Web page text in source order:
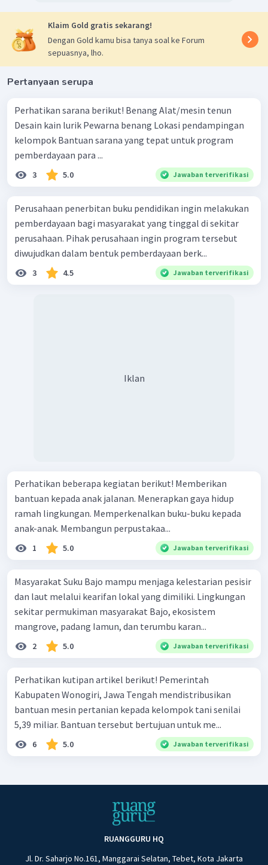
Klaim Gold gratis sekarang!
Dengan Gold kamu bisa tanya soal ke Forum
sepuasnya, lho.
Pertanyaan serupa
Perhatikan sarana berikut! Benang Alat/mesin tenun
Desain kain lurik Pewarna benang Lokasi pendampingan
kelompok Bantuan sarana yang tepat untuk program
pemberdayaan para ...
3 5.0 Jawaban terverifikasi
Perusahaan penerbitan buku pendidikan ingin melakukan
pemberdayaan bagi masyarakat yang tinggal di sekitar
perusahaan. Pihak perusahaan ingin program tersebut
diwujudkan dalam bentuk pemberdayaan berk...
3 4.5 Jawaban terverifikasi
Iklan
Perhatikan beberapa kegiatan berikut! Memberikan
bantuan kepada anak jalanan. Menerapkan gaya hidup
ramah lingkungan. Memperkenalkan buku-buku kepada
anak-anak. Membangun perpustakaa...
1 5.0 Jawaban terverifikasi
Masyarakat Suku Bajo mampu menjaga kelestarian pesisir
dan laut melalui kearifan lokal yang dimiliki. Lingkungan
sekitar permukiman masyarakat Bajo, ekosistem
mangrove, padang Iamun, dan terumbu karan...
2 5.0 Jawaban terverifikasi
Perhatikan kutipan artikel berikut! Pemerintah
Kabupaten Wonogiri, Jawa Tengah mendistribusikan
bantuan mesin pertanian kepada kelompok tani senilai
5,39 miliar. Bantuan tersebut bertujuan untuk me...
6 5.0 Jawaban terverifikasi
RUANGGURU HQ
Jl. Dr. Saharjo No.161, Manggarai Selatan, Tebet, Kota Jakarta